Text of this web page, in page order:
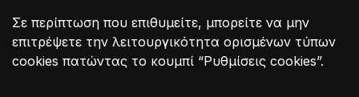
Σε περίπτωση που επιθυμείτε, μπορείτε να μην
επιτρέψετε την λειτουργικότητα ορισμένων τύπων
cookies πατώντας το κουμπί “Ρυθμίσεις cookies”.